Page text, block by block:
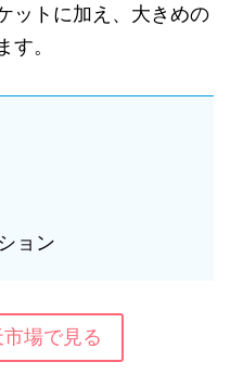
ットに加え、大きめの
す。
ョン
市場で見る